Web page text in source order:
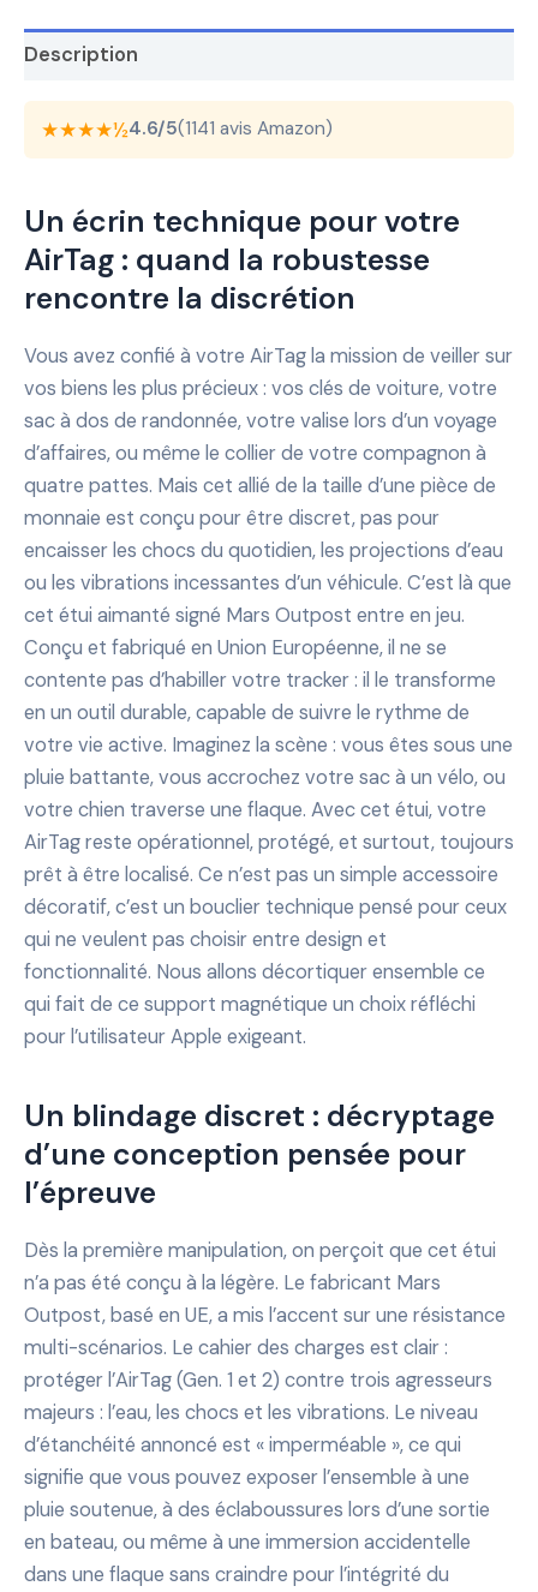
Description
★★★★½4.6/5(1141 avis Amazon)
Un écrin technique pour votre
AirTag : quand la robustesse
rencontre la discrétion
Vous avez confié à votre AirTag la mission de veiller sur
vos biens les plus précieux : vos clés de voiture, votre
sac à dos de randonnée, votre valise lors d’un voyage
d’affaires, ou même le collier de votre compagnon à
quatre pattes. Mais cet allié de la taille d’une pièce de
monnaie est conçu pour être discret, pas pour
encaisser les chocs du quotidien, les projections d’eau
ou les vibrations incessantes d’un véhicule. C’est là que
cet étui aimanté signé Mars Outpost entre en jeu.
Conçu et fabriqué en Union Européenne, il ne se
contente pas d’habiller votre tracker : il le transforme
en un outil durable, capable de suivre le rythme de
votre vie active. Imaginez la scène : vous êtes sous une
pluie battante, vous accrochez votre sac à un vélo, ou
votre chien traverse une flaque. Avec cet étui, votre
AirTag reste opérationnel, protégé, et surtout, toujours
prêt à être localisé. Ce n’est pas un simple accessoire
décoratif, c’est un bouclier technique pensé pour ceux
qui ne veulent pas choisir entre design et
fonctionnalité. Nous allons décortiquer ensemble ce
qui fait de ce support magnétique un choix réfléchi
pour l’utilisateur Apple exigeant.
Un blindage discret : décryptage
d’une conception pensée pour
l’épreuve
Dès la première manipulation, on perçoit que cet étui
n’a pas été conçu à la légère. Le fabricant Mars
Outpost, basé en UE, a mis l’accent sur une résistance
multi-scénarios. Le cahier des charges est clair :
protéger l’AirTag (Gen. 1 et 2) contre trois agresseurs
majeurs : l’eau, les chocs et les vibrations. Le niveau
d’étanchéité annoncé est « imperméable », ce qui
signifie que vous pouvez exposer l’ensemble à une
pluie soutenue, à des éclaboussures lors d’une sortie
en bateau, ou même à une immersion accidentelle
dans une flaque sans craindre pour l’intégrité du